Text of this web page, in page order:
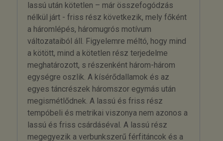
lassú után kötetlen – már összefogódzás
nélkül járt - friss rész következik, mely főként
a háromlépés, háromugrós motívum
változataiból áll. Figyelemre méltó, hogy mind
a kötött, mind a kötetlen rész terjedelme
meghatározott, s részenként három-három
egységre oszlik. A kísérődallamok és az
egyes táncrészek háromszor egymás után
megismétlődnek. A lassú és friss rész
tempóbeli és metrikai viszonya nem azonos a
lassú és friss csárdáséval. A lassú rész
megegyezik a verbunkszerű férfitáncok és a